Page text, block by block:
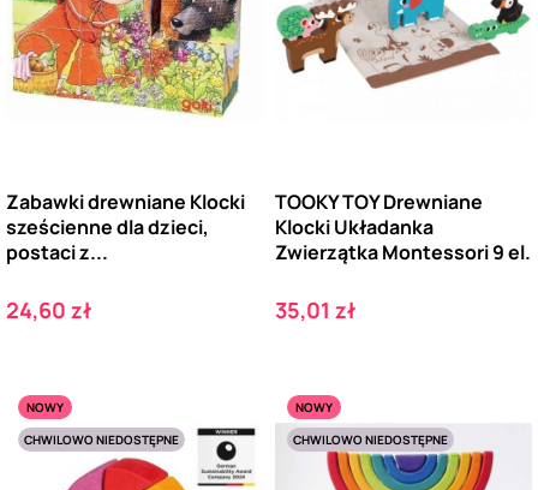
Zabawki drewniane Klocki
sześcienne dla dzieci,
postaci z...
Cena
24,60 zł
TOOKY TOY Drewniane
Klocki Układanka
Zwierzątka Montessori 9 el.
Cena
35,01 zł
NOWY
CHWILOWO NIEDOSTĘPNE
NOWY
CHWILOWO NIEDOSTĘPNE